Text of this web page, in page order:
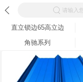
请输入
直立锁边65高立边
角驰系列